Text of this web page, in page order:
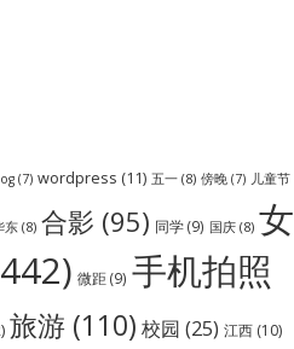
(7) wordpress (11) 五一 (8) 傍晚 (7) 儿童节
东 (8) 合影 (95) 同学(9) 国庆 (8) 女
微距(9) 手机拍照
旅游 (110) 校园 (25) 江西 (10)